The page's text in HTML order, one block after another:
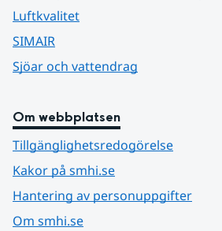
Luftkvalitet
SIMAIR
Sjöar och vattendrag
Om webbplatsen
Tillgänglighetsredogörelse
Kakor på smhi.se
Hantering av personuppgifter
Om smhi.se